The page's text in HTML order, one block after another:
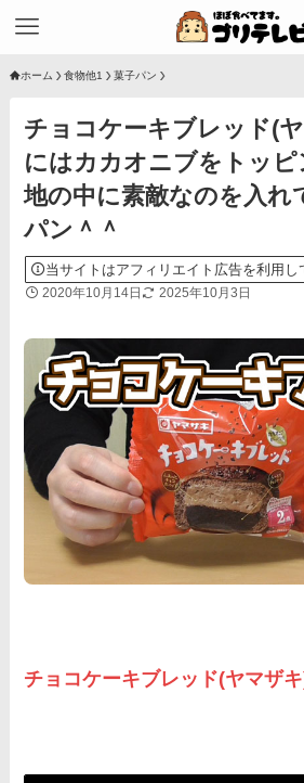
ホーム 食物他1 菓子パン
チョコケーキブレッド(
にはカカオニブをトッ
地の中に素敵なのを入れ
パン＾＾
当サイトはアフィリエイト広告を利用し
2020年10月14日 2025年10月3日
チョコケーキブレッド(ヤマザ